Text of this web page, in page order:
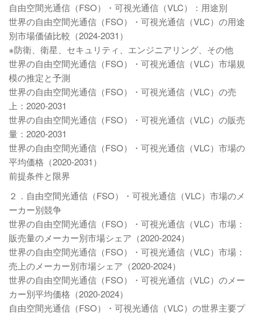
自由空間光通信（FSO）・可視光通信（VLC）：用途別
世界の自由空間光通信（FSO）・可視光通信（VLC）の用途
別市場価値比較（2024-2031）
※防衛、衛星、セキュリティ、エンジニアリング、その他
世界の自由空間光通信（FSO）・可視光通信（VLC）市場規
模の推定と予測
世界の自由空間光通信（FSO）・可視光通信（VLC）の売
上：2020-2031
世界の自由空間光通信（FSO）・可視光通信（VLC）の販売
量：2020-2031
世界の自由空間光通信（FSO）・可視光通信（VLC）市場の
平均価格（2020-2031）
前提条件と限界
２．自由空間光通信（FSO）・可視光通信（VLC）市場のメ
ーカー別競争
世界の自由空間光通信（FSO）・可視光通信（VLC）市場：
販売量のメーカー別市場シェア（2020-2024）
世界の自由空間光通信（FSO）・可視光通信（VLC）市場：
売上のメーカー別市場シェア（2020-2024）
世界の自由空間光通信（FSO）・可視光通信（VLC）のメー
カー別平均価格（2020-2024）
自由空間光通信（FSO）・可視光通信（VLC）の世界主要プ